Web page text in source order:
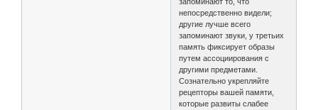
непосредственно видели;
другие лучше всего
запоминают звуки, у третьих
память фиксирует образы
путем ассоциирования с
другими предметами.
Сознательно укрепляйте
рецепторы вашей памяти,
которые развиты слабее